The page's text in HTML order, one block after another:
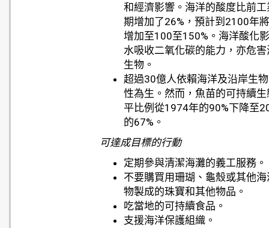
和經濟影響。海洋的酸度比前工
期增加了26%，預計到2100年
增加至100至150%。海洋酸化
水吸收二氧化碳的能力，亦危害
生物。
超過30億人依賴海洋及沿岸生
性為生。然而，魚苗的可持續生
平比例從1974年的90%下降至
的67%。
可達成目標的行動
定期參與清潔海灘的義工服務。
不要購買用珊瑚、龜殼或其他海
物製成的珠寶和其他物品。
吃當地的可持續食品。
支援海洋保護組織。